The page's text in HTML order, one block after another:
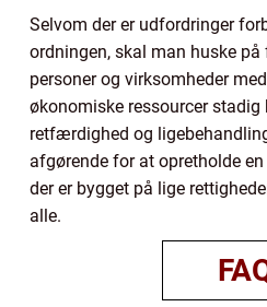
Selvom der er udfordringer
ordningen, skal man huske på
personer og virksomheder
økonomiske ressourcer
retfærdighed og
afgørende for at opretholde
der er bygget på lige
alle.